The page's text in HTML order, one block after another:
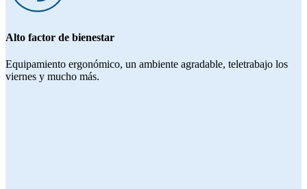
Alto factor de bienestar
Equipamiento ergonómico, un ambiente agradable, teletrabajo los
viernes y mucho más.